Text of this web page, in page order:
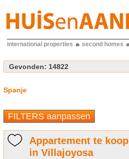
international properties second homes
Gevonden: 14822
Spanje
FILTERS aanpassen
Appartement te koop
in Villajoyosa